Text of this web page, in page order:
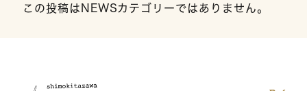
この投稿はNEWSカテゴリーではありません。